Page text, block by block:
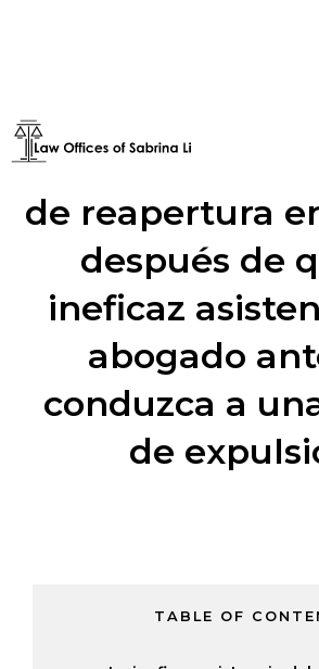
Se concede la
de reapertura
después de
ineficaz
abogado
conduzca a
de
TABLE OF